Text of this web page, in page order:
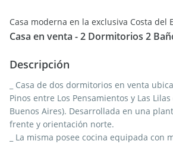
Casa en venta - 2 Dormitorios 2
Descripción
_ Casa de dos dormitorios en venta
Pinos entre Los Pensamientos y Las Lilas
Buenos Aires). Desarrollada en una
frente y orientación norte.
_ La misma posee cocina equipada con